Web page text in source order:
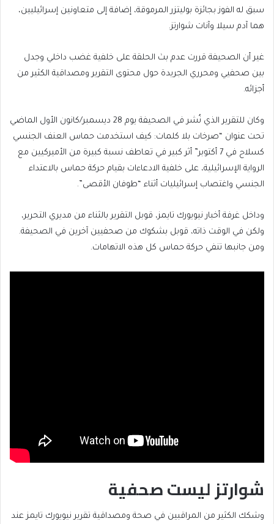
سبق له الفوز بجائزة بوليتزر المرموقة، إضافة إلى متعاونين إسرائيليين،
هما آدم سيلا وآنات شوارتز.
غير أن الصحيفة قررت عدم بث الحلقة على خلفية غضب داخلي وجدل
بين صحفيي ومحرري الجريدة حول محتوى التقرير ومصداقية الكثير من
أجزائه.
وكان للتقرير الذي نُشر في الصحيفة يوم 28 ديسمبر/كانون الأول الماضي
تحت عنوان “صرخات بلا كلمات: كيف استخدمت حماس العنف الجنسي
كسلاح في 7 أكتوبر” أثر كبير في تعاطف نسبة كبيرة من الأميركيين مع
الرواية الإسرائيلية، على خلفية الادعاءات بقيام حركة حماس بالاعتداء
الجنسي واغتصاب إسرائيليات أثناء “طوفان الأقصى”.
وداخل غرفة أخبار نيويورك تايمز، قوبل التقرير بالثناء من مديري التحرير،
ولكن في الوقت ذاته، قوبل بشكوك من صحفيين آخرين في الصحيفة.
ومن جانبها تنفي حركة حماس كل هذه الاتهامات.
شوارتز ليست صحفية
وشكك الكثير من المراقبين في صحة ومصداقية تقرير نيويورك تايمز عند